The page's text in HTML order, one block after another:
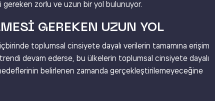
gereken zorlu ve uzun bir yol bulunuyor.
GEREKEN UZUN YOL
toplumsal cinsiyete dayalı verilerin tamamına erişim
trendi devam ederse, bu ülkelerin toplumsal cinsiyete dayalı
belirlenen zamanda gerçekleştirilemeyeceğine